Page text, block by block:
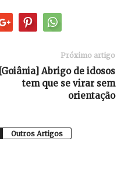
Próximo artigo
[Goiânia] Abrigo de idosos
tem que se virar sem
orientação
Outros Artigos